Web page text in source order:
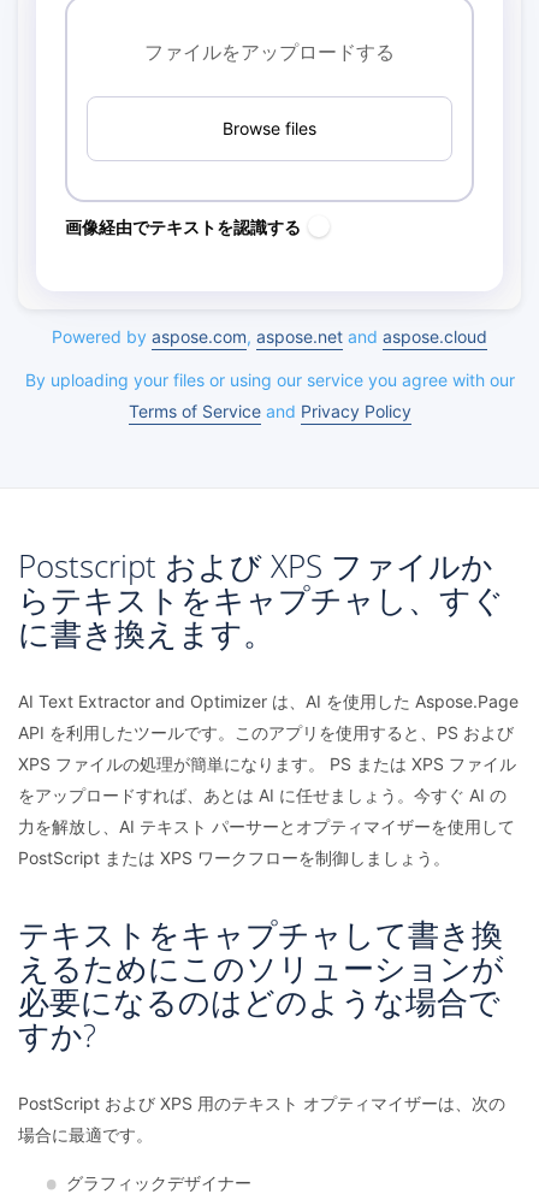
ファイルをアップロードする
Browse files
画像経由でテキストを認識する
Powered by aspose.com, aspose.net and aspose.cloud
By uploading your files or using our service you agree with our
Terms of Serviceand Privacy Policy
Postscript および XPS ファイルか
らテキストをキャプチャし、すぐ
に書き換えます。
AI Text Extractor and Optimizer は、AI を使用した Aspose.Page
API を利用したツールです。このアプリを使用すると、PS および
XPS ファイルの処理が簡単になります。 PS または XPS ファイル
をアップロードすれば、あとは AI に任せましょう。今すぐ AI の
力を解放し、AI テキスト パーサーとオプティマイザーを使用して
PostScript または XPS ワークフローを制御しましょう。
テキストをキャプチャして書き換
えるためにこのソリューションが
必要になるのはどのような場合で
すか?
PostScript および XPS 用のテキスト オプティマイザーは、次の
場合に最適です。
グラフィックデザイナー